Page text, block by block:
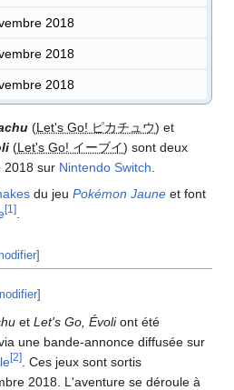
2018
2018
2018
(Let's Go! ピカチュウ) et
(Let's Go! イーブイ) sont deux
2018 sur Nintendo Switch
du jeu Pokémon Jaune et font
[1 ]
]
]
et Let's Go, Évoliont été
une bande-annonce diffusée sur
[2]
. Ces jeux sont sortis
2018. L'aventure se déroule à